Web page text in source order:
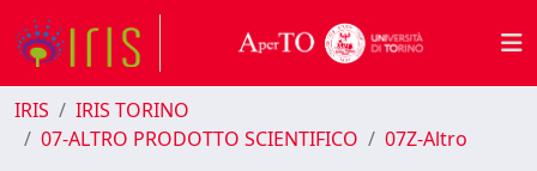
IRIS
IRIS TORINO
07-ALTRO PRODOTTO SCIENTIFICO
07Z-Altro